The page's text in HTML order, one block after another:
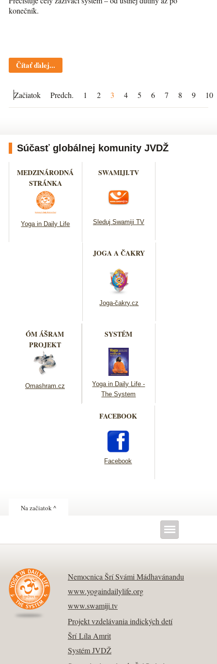
konečník.
Čítať ďalej...
Začiatok Predch. 1 2 3 4 5 6 7 8 9 10
Súčasť globálnej komunity JVDŽ
MEDZINÁRODNÁ
STRÁNKA
Yoga in Daily Life
SWAMIJI.TV
Sleduj Swamiji TV
JOGA A ČAKRY
Joga-čakry.cz
ÓM ÁŠRAM
PROJEKT
Omashram.cz
SYSTÉM
Yoga in Daily Life -
The System
FACEBOOK
Facebook
Na začiatok ^
Nemocnica Šrí Svámi Mádhavánandu
www.yogaindailylife.org
www.swamiji.tv
Projekt vzdelávania indických detí
Šrí Líla Amrit
Systém JVDŽ